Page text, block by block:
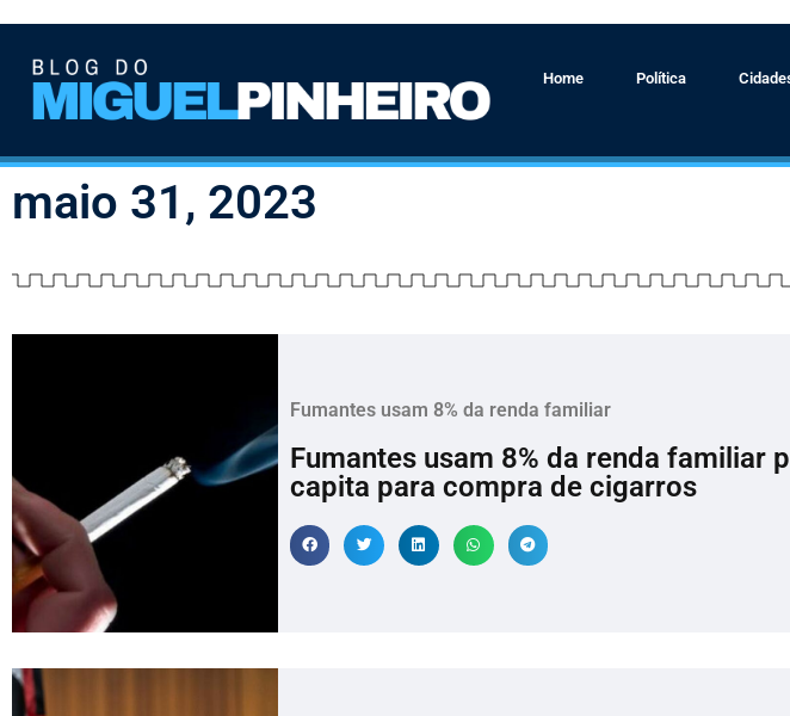
Home Política
maio 31, 2023
Fumantes usam 8% da renda familiar
Fumantes usam 8% da renda familiar
capita para compra de cigarros